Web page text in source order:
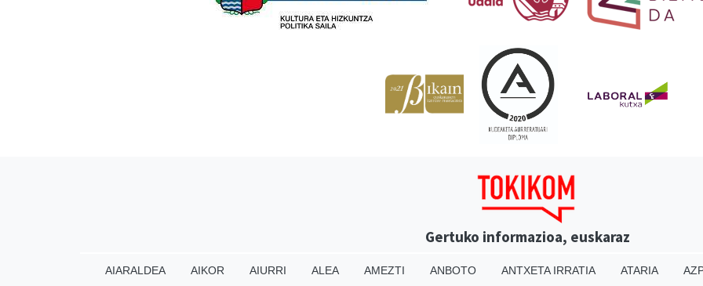
Gertuko informazioa, euskaraz
AIARALDEA AIKOR AIURRI ALEA AMEZTI ANBOTO ANTXETA IRRATIA ATARIA